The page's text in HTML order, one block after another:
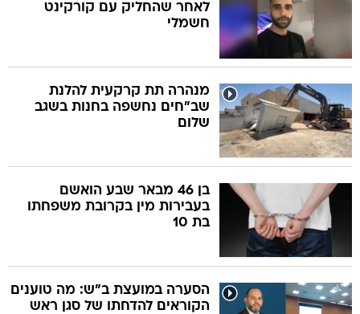
לאחר שהחליק עם קורקינט
חשמלי
מנהרה תת קרקעית להלנת
שב"חים נחשפה בחנות בשגב
שלום
בן 46 מבאר שבע הואשם
בעבירות מין בקרובת משפחתו
בת 10
הסערה במועצת ב"ש: מה טוענים
הקוראים להדחתו של סגן ראש